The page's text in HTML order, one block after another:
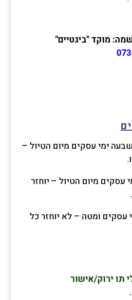
מוקד "ביגטיים"
ימי עסקים מיום הטיול –
שיעשה 4 ימי עסקים מיום הטיול – יוחזר
עסקים ומטה – לא יוחזר כל
תו ירוק/אישור
.